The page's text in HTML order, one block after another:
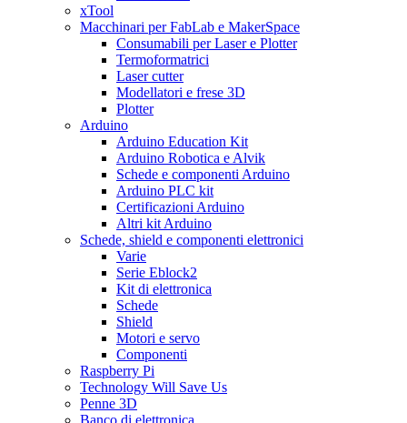
xTool
Macchinari per FabLab e MakerSpace
Consumabili per Laser e Plotter
Termoformatrici
Laser cutter
Modellatori e frese 3D
Plotter
Arduino
Arduino Education Kit
Arduino Robotica e Alvik
Schede e componenti Arduino
Arduino PLC kit
Certificazioni Arduino
Altri kit Arduino
Schede, shield e componenti elettronici
Varie
Serie Eblock2
Kit di elettronica
Schede
Shield
Motori e servo
Componenti
Raspberry Pi
Technology Will Save Us
Penne 3D
Banco di elettronica